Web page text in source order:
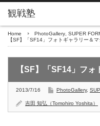
Home PhotoGallery SUPER
【SF】「SF14」フォトギャラリー＆
【SF】「SF14」フ
2013/7/16 PhotoGallery,
吉田 知弘（Tomohiro Yoshita）